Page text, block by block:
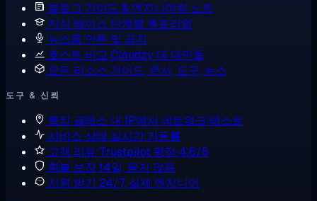
블로그 가이드 & 엔지니어링 노트
지식 베이스 단계별 튜토리얼
뉴스룸 언론 및 공지
호스트 비교 Cloudzy 대 대안들
모든 리소스 가이드, 문서, 도구, 뉴스
도구 & 신뢰
룩킹 글래스 내 IP에서 네트워크 테스트
서비스 상태 실시간 가동률
고객 리뷰 Trustpilot 평점 4.6/5
환불 보장14일, 묻지 않음
지원 받기 24/7, 실제 엔지니어